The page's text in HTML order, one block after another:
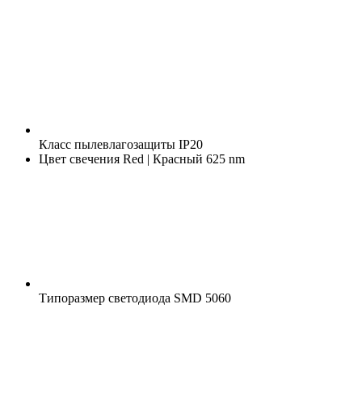
Класс пылевлагозащиты IP20
Цвет свечения Red | Красный 625 nm
Типоразмер светодиода SMD 5060